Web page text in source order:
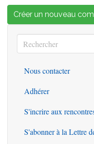
Créer un nouveau
Rechercher
Outils
Nous contacter
Adhérer
S'incrire aux
S'abonner à la Lettre